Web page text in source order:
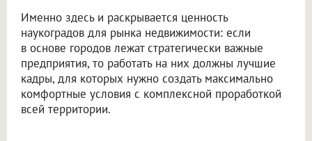
Именно здесь и раскрывается ценность
наукоградов для рынка недвижимости: если
в основе городов лежат стратегически важные
предприятия, то работать на них должны лучшие
кадры, для которых нужно создать максимально
комфортные условия с комплексной проработкой
всей территории.